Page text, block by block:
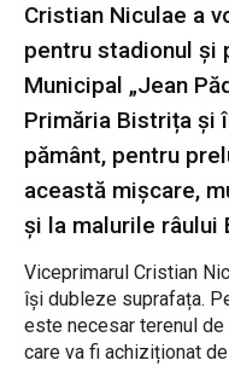
Cristian Niculae a
pentru stadionul și
Municipal „Jean
Primăria Bistrița și
pământ, pentru
această mișcare,
și la malurile râului
Viceprimarul Cristian
își dubleze suprafața.
este necesar terenul de
care va fi achiziționat